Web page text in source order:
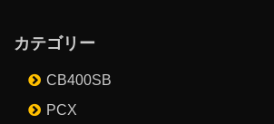
カテゴリー
CB400SB
PCX